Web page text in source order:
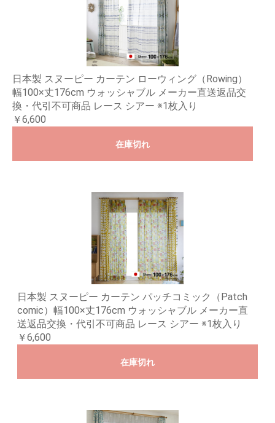
日本製 スヌーピー カーテン ローウィング（Rowing）
幅100×丈176cm ウォッシャブル メーカー直送返品交
換・代引不可商品 レース シアー ※1枚入り
￥6,600
在庫切れ
日本製 スヌーピー カーテン パッチコミック（Patch
comic）幅100×丈176cm ウォッシャブル メーカー直
送返品交換・代引不可商品 レース シアー ※1枚入り
￥6,600
在庫切れ